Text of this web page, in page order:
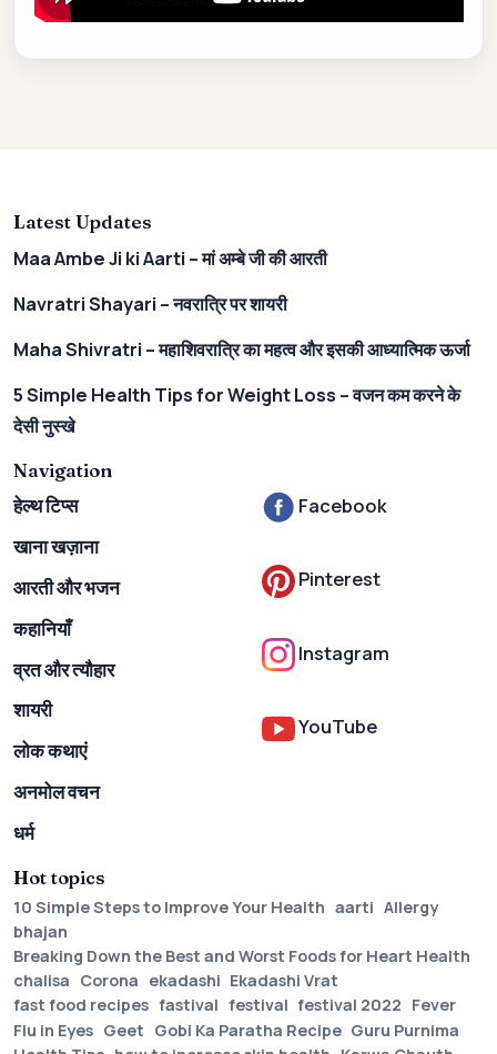
Latest Updates
Maa Ambe Ji ki Aarti – मां अम्बे जी की आरती
Navratri Shayari – नवरात्रि पर शायरी
Maha Shivratri – महाशिवरात्रि का महत्व और इसकी आध्यात्मिक ऊर्जा
5 Simple Health Tips for Weight Loss – वजन कम करने के
देसी नुस्खे
Navigation
हेल्थ टिप्स
खाना खज़ाना
आरती और भजन
कहानियाँ
व्रत और त्यौहार
शायरी
लोक कथाएं
अनमोल वचन
धर्म
Facebook
Pinterest
Instagram
YouTube
Hot topics
10 Simple Steps to Improve Your Health aarti Allergy
bhajan
Breaking Down the Best and Worst Foods for Heart Health
chalisa Corona ekadashi Ekadashi Vrat
fast food recipes fastival festival festival 2022 Fever
Flu in Eyes Geet Gobi Ka Paratha Recipe Guru Purnima